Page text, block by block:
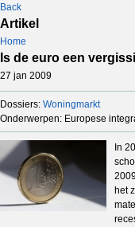
Back
Artikel
Home
Is de euro een
27 jan 2009
Dossiers: Woningmarkt
Onderwerpen: Europese
In
het